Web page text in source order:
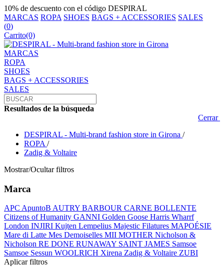
10% de descuento con el código DESPIRAL
MARCAS ROPA SHOES BAGS + ACCESSORIES SALES
(0)
Carrito(0)
MARCAS
ROPA
SHOES
BAGS + ACCESSORIES
SALES
Resultados de la búsqueda
Cerrar
DESPIRAL - Multi-brand fashion store in Girona /
ROPA /
Zadig & Voltaire
Mostrar/Ocultar filtros
Marca
APC ApuntoB AUTRY BARBOUR CARNE BOLLENTE
Citizens of Humanity GANNI Golden Goose Harris Wharrf
London INJIRI Kujten Lempelius Majestic Filatures MAPOÉSIE
Mare di Latte Mes Demoiselles MII MOTHER Nicholson &
Nicholson RE DONE RUNAWAY SAINT JAMES Samsoe
Samsoe Sessun WOOLRICH Xirena Zadig & Voltaire ZUBI
Aplicar filtros